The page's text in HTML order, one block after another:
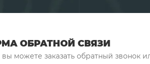
ОБРАТНОЙ СВЯЗИ
вы можете заказать обратный звонок